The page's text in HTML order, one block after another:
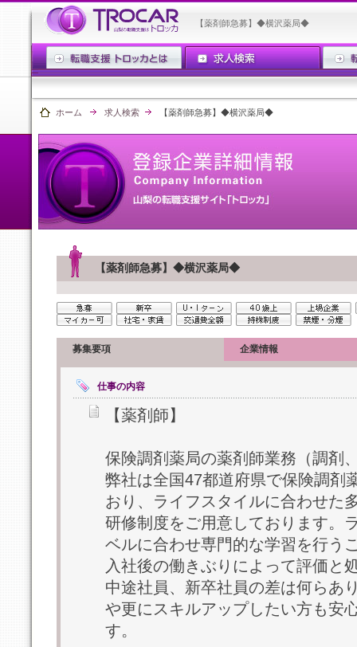
【薬剤師急募】◆横沢薬局◆
ホーム 求人検索 【薬剤師急募】◆横沢薬局◆
【薬剤師急募】◆横沢薬局◆
募集要項 企業情報
仕事の内容
【薬剤師】
保険調剤薬局の薬剤師業務（調剤
弊社は全国47都道府県で保険調剤
おり、ライフスタイルに合わせた
研修制度をご用意しております。
ベルに合わせ専門的な学習を行う
入社後の働きぶりによって評価と
中途社員、新卒社員の差は何らあ
や更にスキルアップしたい方も安
す。